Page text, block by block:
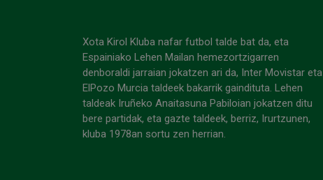
Xota Kirol Kluba nafar futbol talde bat da, eta
Espainiako Lehen Mailan hemezortzigarren
denboraldi jarraian jokatzen ari da, Inter Movistar eta
ElPozo Murcia taldeek bakarrik gaindituta. Lehen
taldeak Iruñeko Anaitasuna Pabiloian jokatzen ditu
bere partidak, eta gazte taldeek, berriz, Irurtzunen,
kluba 1978an sortu zen herrian.